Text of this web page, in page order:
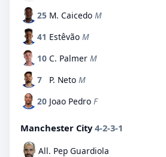
25 M. Caicedo M
41 Estêvão M
10 C. Palmer M
7
P. Neto M
20 Joao Pedro F
Manchester City4-2-3-1
All. Pep Guardiola